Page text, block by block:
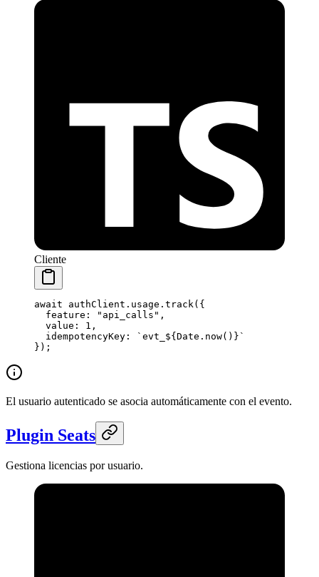
Cliente
await authClient.usage. track ({
  feature:
"api_calls" ,
  value:
1 ,
  idempotencyKey:
`evt_${Date . now() }`
});
El usuario autenticado se asocia automáticamente con el evento.
Plugin Seats
Gestiona licencias por usuario.